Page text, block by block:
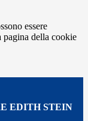
essere
pagina della cookie
EDITH STEIN